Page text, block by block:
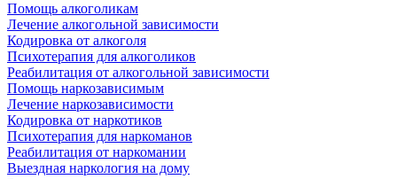
Помощь алкоголикам
Лечение алкогольной зависимости
Кодировка от алкоголя
Психотерапия для алкоголиков
Реабилитация от алкогольной зависимости
Помощь наркозависимым
Лечение наркозависимости
Кодировка от наркотиков
Психотерапия для наркоманов
Реабилитация от наркомании
Выездная наркология на дому